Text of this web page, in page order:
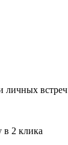
личных встреч
в 2 клика